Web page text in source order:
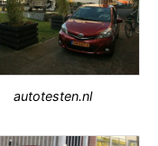
autotesten.nl